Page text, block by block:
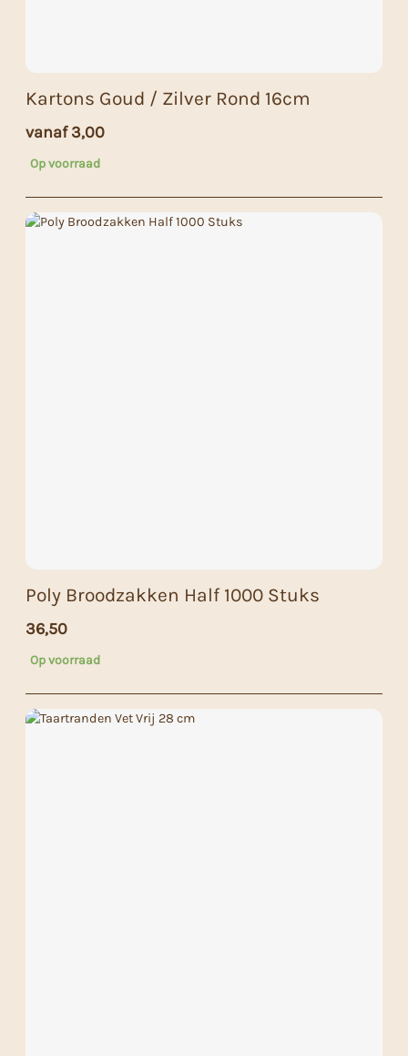
Kartons Goud / Zilver Rond 16cm
vanaf3,00
Op voorraad
Poly Broodzakken Half 1000 Stuks
36,50
Op voorraad